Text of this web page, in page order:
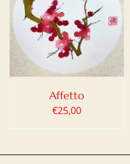
Affetto
€25,00
AGGIUNGI AL
CARRELLO /
DETTAGLI